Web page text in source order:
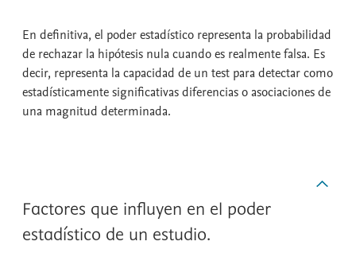
En definitiva, el poder estadístico representa la probabilidad
de rechazar la hipótesis nula cuando es realmente falsa. Es
decir, representa la capacidad de un test para detectar como
estadísticamente significativas diferencias o asociaciones de
una magnitud determinada.
Factores que influyen en el poder
estadístico de un estudio.